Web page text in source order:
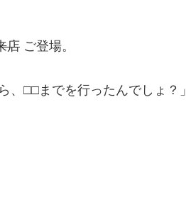
店 ご登場。
□□までを行ったんでしょ？」